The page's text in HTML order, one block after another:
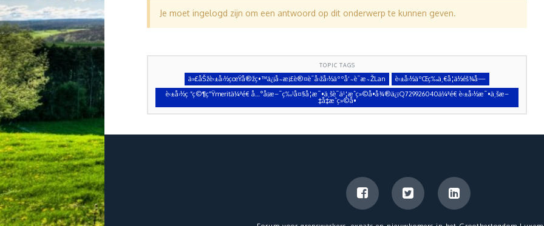
Je moet ingelogd zijn om een antwoord op dit onderwerp te kunnen geven.
TOPIC TAGS
ä»£åŠžè‹±å›½çœŸå®žç•™ä¿¡å­˜æ¡£è®¤è¯å›žå›½äººå‘˜è¯æ˜ŽLan
è‹±å›½äºŒç­‰ä¸€å­¦ä½éš¾å—
è‹±å›½ç ”ç©¶ç”Ÿmeritä¼ªé€ å…°å¡æ–¯ç‰¹å¤§å­¦æ¯•ä¸šè¯ä¹¦æˆç»©å•å¾®ä¿¡Q729926040ä¼ªé€ è‹±å›½æ¯•ä¸šæ–
‡å‡­æˆç»©å•